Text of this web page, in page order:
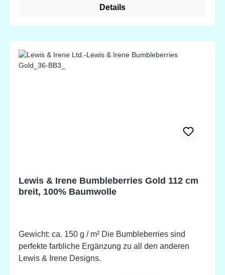
Details
Lewis & Irene Bumbleberries Gold 112 cm
breit, 100% Baumwolle
Gewicht: ca. 150 g / m² Die Bumbleberries sind
perfekte farbliche Ergänzung zu all den anderen
Lewis & Irene Designs.